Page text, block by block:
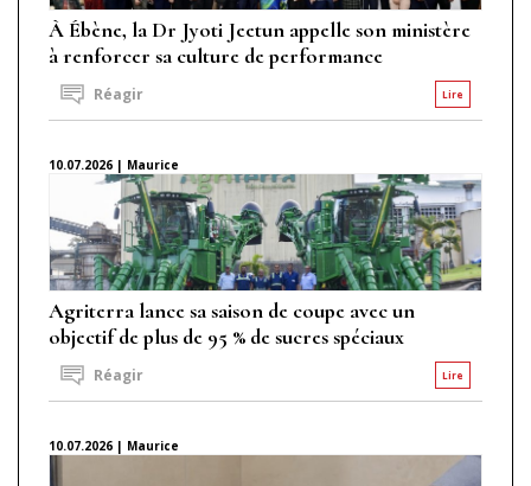
À Ébène, la Dr Jyoti Jeetun appelle son ministère
à renforcer sa culture de performance
Lire
Réagir
10.07.2026 | Maurice
Agriterra lance sa saison de coupe avec un
objectif de plus de 95 % de sucres spéciaux
Lire
Réagir
10.07.2026 | Maurice